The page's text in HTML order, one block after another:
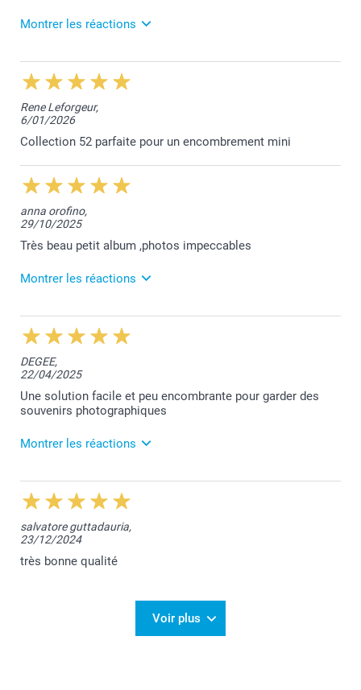
Montrer les réactions
3/03/2026
12:40
Merci pour votre excellent commentaire Joëlle.
Votre satisfaction est notre plus belle récompense.
Nous restons à votre entière disposition.
Laila@Smartphoto
Rene Leforgeur,
6/01/2026
Collection 52 parfaite pour un encombrement mini
anna orofino,
29/10/2025
Très beau petit album ,photos impeccables
Montrer les réactions
31/10/2025
10:20
Bonjour Anna,
Nous sommes ravis de vous savoir satisfaite de
votre petit album photos.
Merci pour votre avis positif.
Bien cordialement,
Lucie@smartphoto
DEGEE,
22/04/2025
Une solution facile et peu encombrante pour garder des
souvenirs photographiques
Montrer les réactions
24/04/2025
12:45
Bonjour,
Nous sommes ravis de vous savoir satisfait de votre
livret collection 52.
Belle journée à vous,
Lucie@smartphoto
salvatore guttadauria,
23/12/2024
très bonne qualité
Voir plus